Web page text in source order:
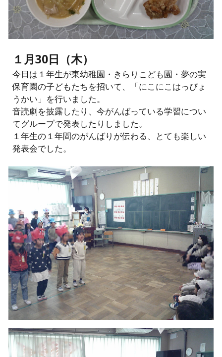
１月30日（木）
今日は１年生が東幼稚園・きらりこども園・夢の実
保育園の子どもたちを招いて、「にこにこはっぴょ
うかい」を行いました。
音読劇を披露したり、今がんばっている学習につい
てグループで発表したりしました。
１年生の１年間のがんばりが伝わる、とても楽しい
発表会でした。